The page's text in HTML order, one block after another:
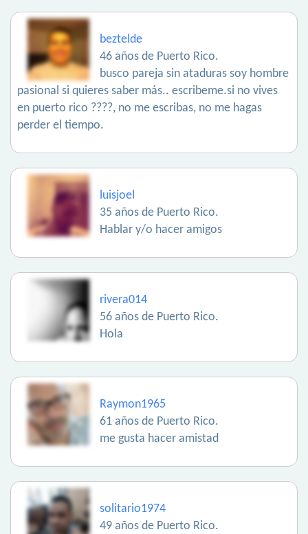
beztelde
46 años de Puerto Rico.
busco pareja sin ataduras soy hombre
pasional si quieres saber más.. escribeme.si no vives
en puerto rico ????, no me escribas, no me hagas
perder el tiempo.
luisjoel
35 años de Puerto Rico.
Hablar y/o hacer amigos
rivera014
56 años de Puerto Rico.
Hola
Raymon1965
61 años de Puerto Rico.
me gusta hacer amistad
solitario1974
49 años de Puerto Rico.